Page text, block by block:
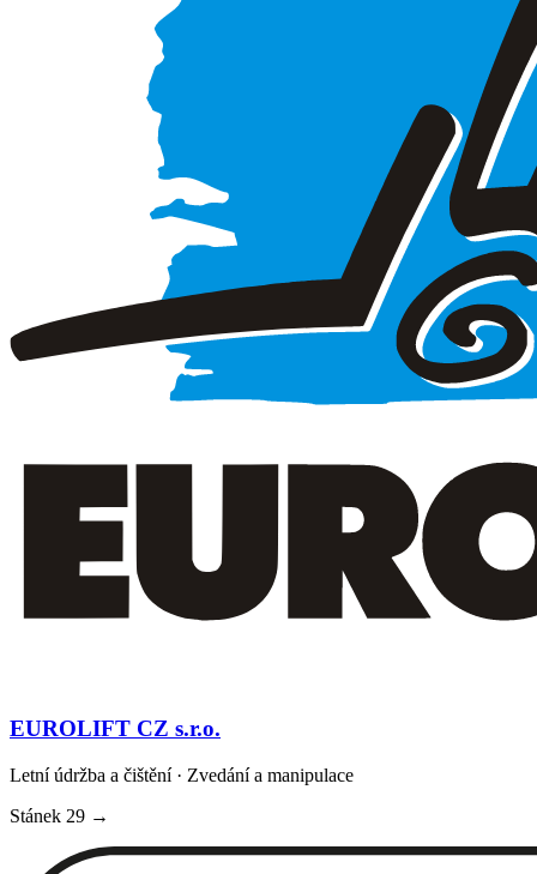
EUROLIFT CZ s.r.o.
Letní údržba a čištění · Zvedání a manipulace
Stánek 29 →